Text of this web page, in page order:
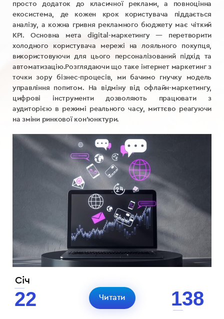
Січ
22 138
просто додаток до класичної реклами, а повноцінна
екосистема, де кожен крок користувача піддається
аналізу, а кожна гривня рекламного бюджету має чіткий
KPI. Основна мета digital-маркетингу — перетворити
холодного користувача мережі на лояльного покупця,
використовуючи для цього персоналізований підхід та
автоматизацію.Розглядаючи що таке інтернет маркетинг з
точки зору бізнес-процесів, ми бачимо гнучку модель
управління попитом. На відміну від офлайн-маркетингу,
цифрові інструменти дозволяють працювати з
аудиторією в режимі реального часу, миттєво реагуючи
на зміни ринкової кон’юнктури.
Читати